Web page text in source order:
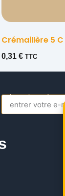
Crémaillère 5 C
0,31 € TTC
s’inscrire a la